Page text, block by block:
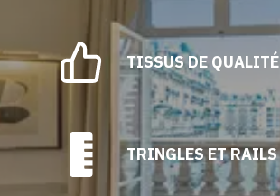
TISSUS DE QUALITÉ
TRINGLES ET RAILS